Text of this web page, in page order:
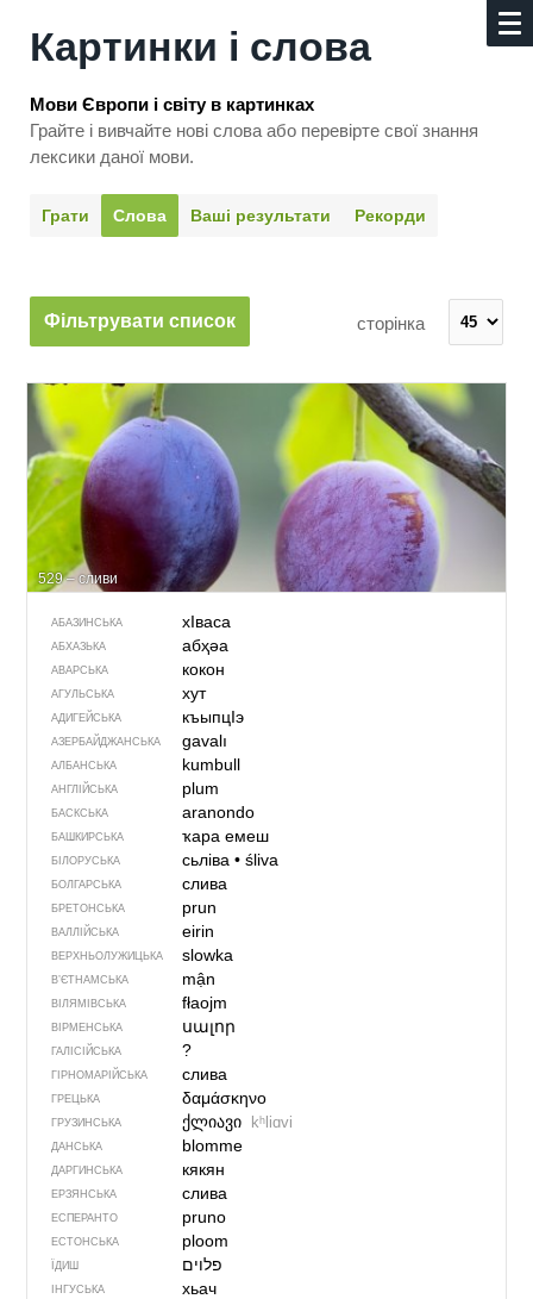
Картинки і слова
Мови Європи і світу в картинках
Грайте і вивчайте нові слова або перевірте свої знання
лексики даної мови.
Грати Слова Ваші результати Рекорди
Фільтрувати список сторінка
529 – сливи
АБАЗИНСЬКА хIваса
АБХАЗЬКА абҳәа
АВАРСЬКА кокон
АГУЛЬСЬКА хут
АДИГЕЙСЬКА къыпцIэ
АЗЕРБАЙДЖАНСЬКА gavalı
АЛБАНСЬКА kumbull
АНГЛІЙСЬКА plum
БАСКСЬКА aranondo
БАШКИРСЬКА ҡара емеш
БІЛОРУСЬКА сьліва• śliva
БОЛГАРСЬКА слива
БРЕТОНСЬКА prun
ВАЛЛІЙСЬКА eirin
ВЕРХНЬОЛУЖИЦЬКА slowka
В’ЄТНАМСЬКА mận
ВІЛЯМІВСЬКА fłaojm
ВІРМЕНСЬКА սալոր
ГАЛІСІЙСЬКА ?
ГІРНОМАРІЙСЬКА слива
ГРЕЦЬКА δαμάσκηνο
ГРУЗИНСЬКА ქლიავი kʰliɑvi
ДАНСЬКА blomme
ДАРГИНСЬКА кякян
ЕРЗЯНСЬКА слива
ЕСПЕРАНТО pruno
ЕСТОНСЬКА ploom
ЇДИШ פלוים
ІНГУСЬКА хьач